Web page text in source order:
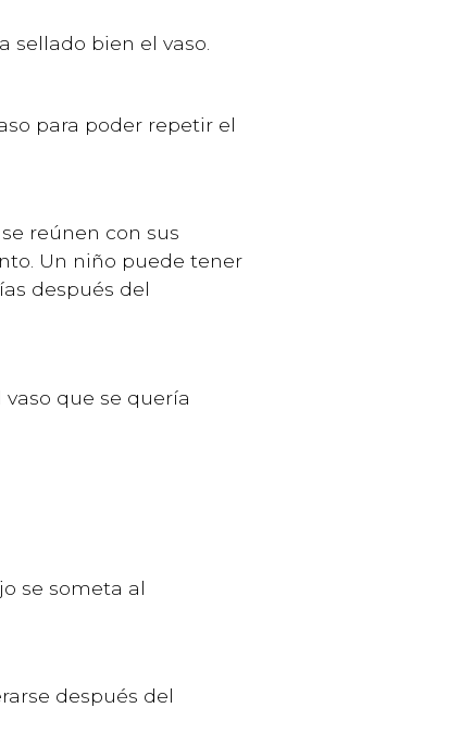
sellado bien el vaso.
para poder repetir el
reúnen con sus
Un niño puede tener
después del
vaso que se quería
se someta al
después del